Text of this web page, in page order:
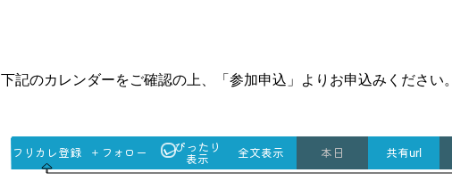
下記のカレンダーをご確認の上、「参加申込」よりお申込みください。